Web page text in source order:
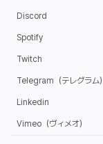
Discord
Spotify
Twitch
Telegram（テレグラム）
Linkedin
Vimeo（ヴィメオ）